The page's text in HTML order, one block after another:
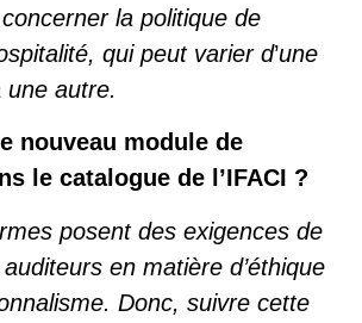
la politique de
qui peut varier d’une
une autre.
nouveau module de
le catalogue de l’IFACI ?
posent des exigences de
en matière d’éthique
Donc, suivre cette